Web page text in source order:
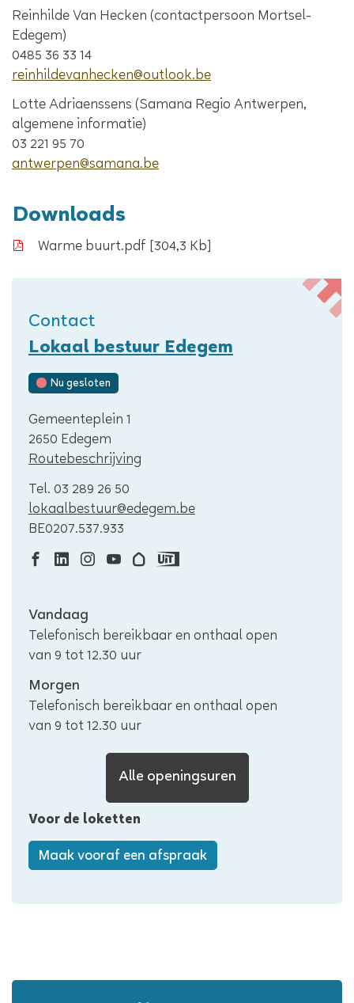
Reinhilde Van Hecken (contactpersoon Mortsel-
Edegem)
0485 36 33 14
reinhildevanhecken@outlook.be
Lotte Adriaenssens (Samana Regio Antwerpen,
algemene informatie)
03 221 95 70
antwerpen@samana.be
Downloads
Warme buurt.pdf 304,3 Kb
Contact
Lokaal bestuur Edegem
Nu gesloten
Adres
Gemeenteplein 1
,2650 Edegem
Routebeschrijving
Tel. 03 289 26 50
E-
mail
lokaalbestuur@edegem.be
Ondernemingsnummer
BE0207.537.933
bestuur
Edegem
bestuur
Edegem
bestuur
EdegemEdegemEdegem
Lokaal
Openingsuren
Vandaag
Telefonisch bereikbaar en onthaal open
van 9 tot12.30 uur
Morgen
Telefonisch bereikbaar en onthaal open
van 9 tot12.30 uur
Alle openingsurenLokaal
bestuur
Voor de loketten
Maak vooraf een afspraak